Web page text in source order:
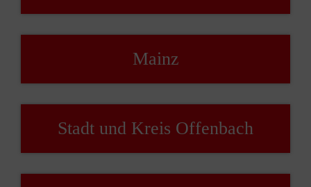
Mainz
Stadt und Kreis Offenbach